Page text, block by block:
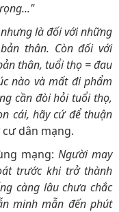
là đối với những
thân. Còn đối với
thân, tuổi thọ = đau
nào và mất đi phẩm
cần đòi hỏi tuổi thọ,
cái, hãy cứ để thuận
dân mạng.
mạng: Người may
trước khi trở thành
càng lâu chưa chắc
minh mẫn đến phút